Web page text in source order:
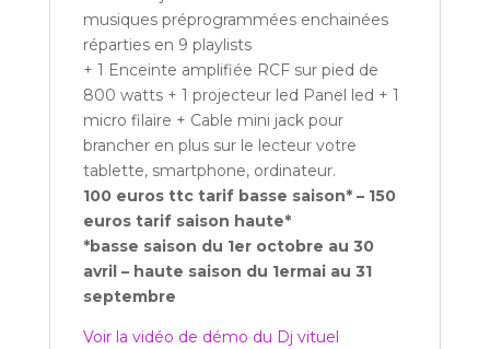
musiques préprogrammées enchainées
réparties en 9 playlists
+ 1 Enceinte amplifiée RCF sur pied de
800 watts + 1 projecteur led Panel led + 1
micro filaire + Cable mini jack pour
brancher en plus sur le lecteur votre
tablette, smartphone, ordinateur.
100 euros ttc tarif basse saison* – 150
euros tarif saison haute*
*basse saison du 1er octobre au 30
avril – haute saison du 1ermai au 31
septembre
Voir la vidéo de démo du Dj vituel